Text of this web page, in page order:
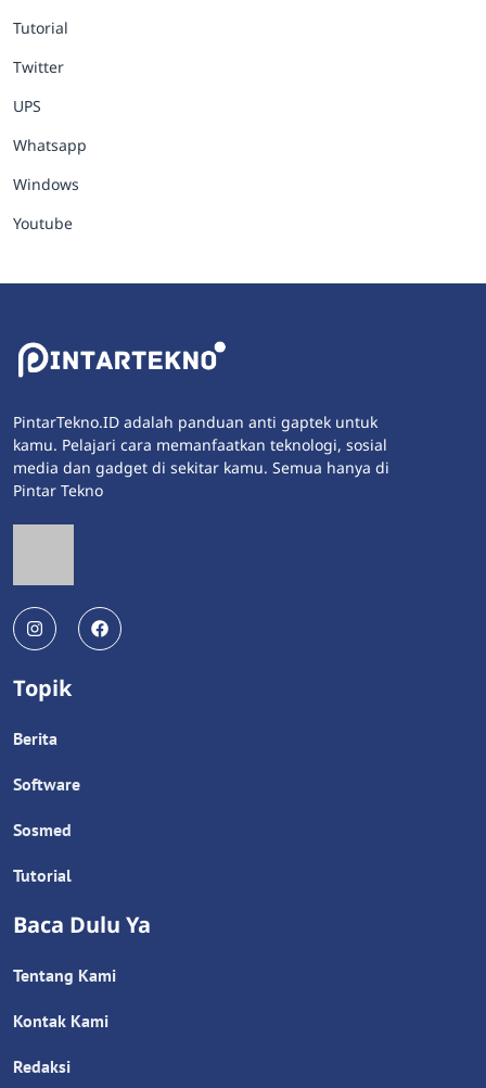
Tutorial
Twitter
UPS
Whatsapp
Windows
Youtube
PintarTekno.ID adalah panduan anti gaptek untuk
kamu. Pelajari cara memanfaatkan teknologi, sosial
media dan gadget di sekitar kamu. Semua hanya di
Pintar Tekno
Topik
Berita
Software
Sosmed
Tutorial
Baca Dulu Ya
Tentang Kami
Kontak Kami
Redaksi